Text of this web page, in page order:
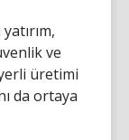
ve
üretimi
da ortaya